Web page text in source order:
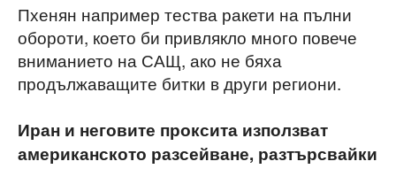
Пхенян например тества ракети на пълни
обороти, което би привлякло много повече
вниманието на САЩ, ако не бяха
продължаващите битки в други региони.
Иран и неговите проксита използват
американското разсейване, разтърсвайки